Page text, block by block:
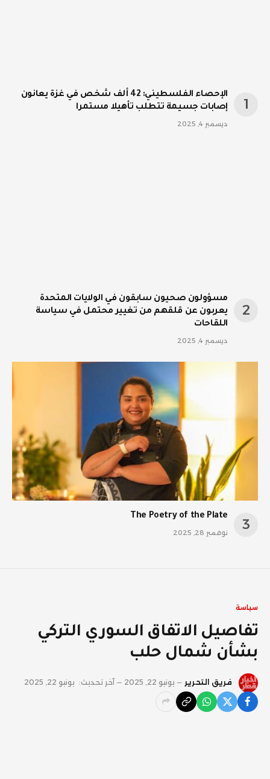
الإحصاء الفلسطيني: 42 ألف شخص في غزة يعانون
إصابات جسيمة تتطلب تأهيلا مستمرا
ديسمبر 4, 2025
مسؤولون صحيون سابقون في الولايات المتحدة
يعربون عن قلقهم من تغيير محتمل في سياسة
اللقاحات
ديسمبر 4, 2025
The Poetry of the Plate
نوفمبر 28, 2025
سياسة
تفاصيل الاتفاق السوري التركي
بشأن شمال حلب
فريق التحرير يونيو 22, 2025 آخر تحديث: يونيو 22, 2025